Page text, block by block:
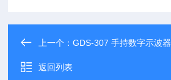
上一个：GDS-307 手持数字示波器
返回列表